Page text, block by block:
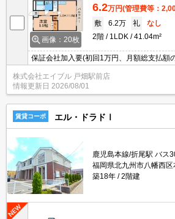
画像：20枚
6.2万円(管理費等：
敷
6.2万 礼
なし
2階
1LDK 41.04m²
保証会社加入要(初回1万円、月額総支払額
談。駐車場2台目月3,300円。温水洗浄便座
株式会社エイブル 戸畑駅前店
情報更新日 2026/08/01
賃貸コーポ エル・ドラドⅠ
鹿児島本線/折尾駅 バ
福岡県北九州市八幡西区
築18年
2階建